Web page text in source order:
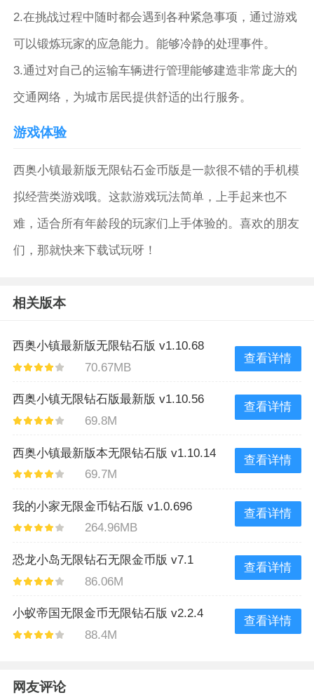
2.在挑战过程中随时都会遇到各种紧急事项，通过游戏
可以锻炼玩家的应急能力。能够冷静的处理事件。
3.通过对自己的运输车辆进行管理能够建造非常庞大的
交通网络，为城市居民提供舒适的出行服务。
游戏体验
西奥小镇最新版无限钻石金币版是一款很不错的手机模
拟经营类游戏哦。这款游戏玩法简单，上手起来也不
难，适合所有年龄段的玩家们上手体验的。喜欢的朋友
们，那就快来下载试玩呀！
相关版本
西奥小镇最新版无限钻石版 v1.10.68
70.67MB
查看详情
西奥小镇无限钻石版最新版 v1.10.56
69.8M
查看详情
西奥小镇最新版本无限钻石版 v1.10.14
69.7M
查看详情
我的小家无限金币钻石版 v1.0.696
264.96MB
查看详情
恐龙小岛无限钻石无限金币版 v7.1
86.06M
查看详情
小蚁帝国无限金币无限钻石版 v2.2.4
88.4M
查看详情
网友评论